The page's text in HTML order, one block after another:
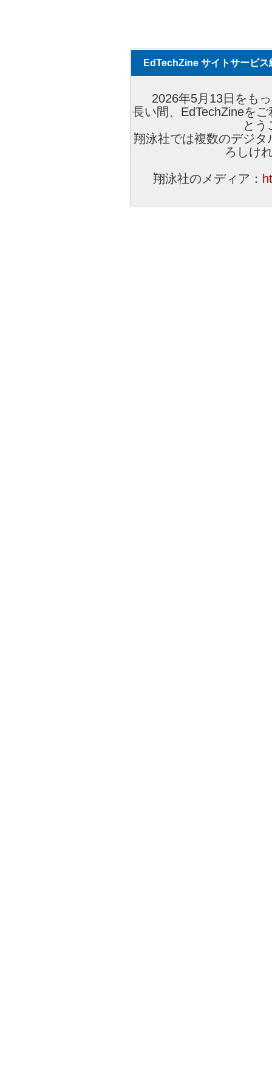
EdTechZine サイトサービス
2026年5月13日をも
長い間、EdTechZineを
とう
翔泳社では複数のデジ
ろしけ
翔泳社のメディア：